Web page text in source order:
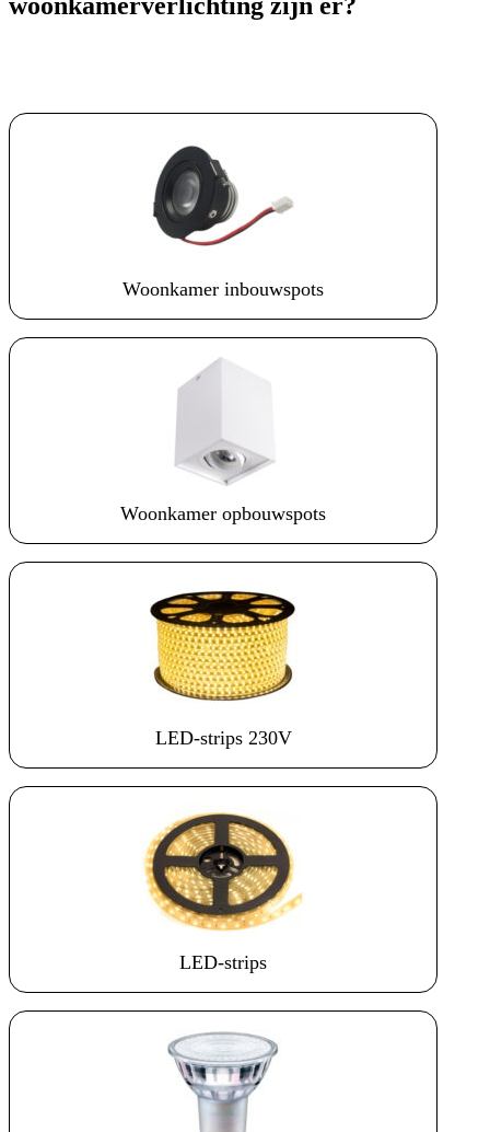
Woonkamer inbouwspots
Woonkamer opbouwspots
LED-strips 230V
LED-strips